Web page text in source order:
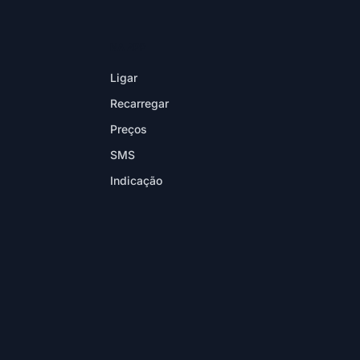
Ligar
Recarregar
Preços
SMS
Indicação